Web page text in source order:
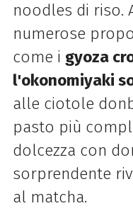
noodles di riso.
numerose
come i gyoza
l'okonomiyaki
alle ciotole
pasto più
dolcezza con
sorprendente
al matcha.